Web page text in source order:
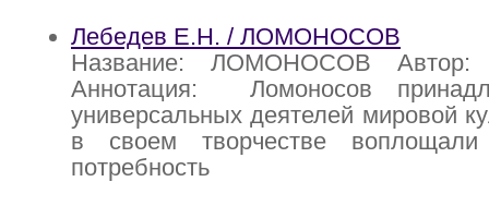
Лебедев Е.Н. / ЛОМОНОСОВ
Название: ЛОМОНОСОВ
Аннотация: Ломоносов
универсальных деятелей мировой
в своем творчестве воплощали
потребность